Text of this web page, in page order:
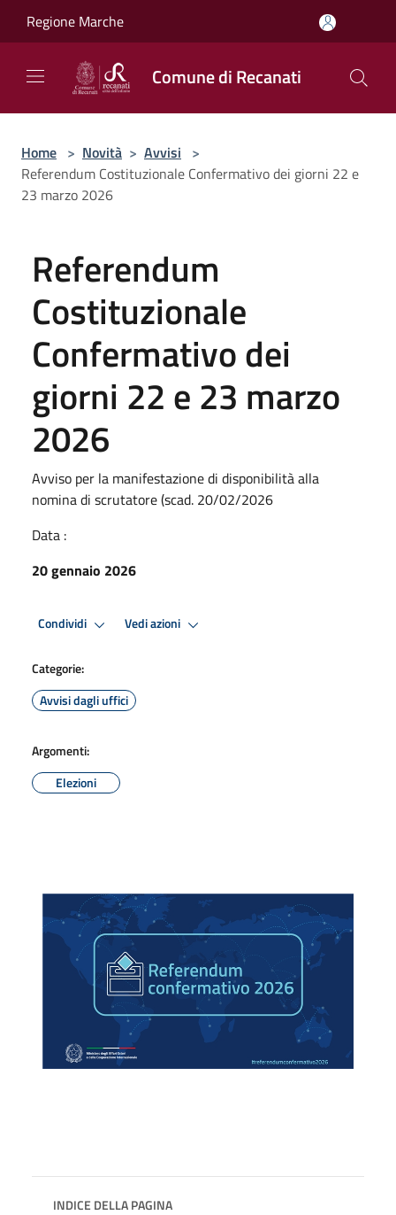
Regione Marche
Comune di Recanati
Home > Novità > Avvisi >
Referendum Costituzionale Confermativo dei giorni 22 e
23 marzo 2026
Referendum
Costituzionale
Confermativo dei
giorni 22 e 23 marzo
2026
Avviso per la manifestazione di disponibilità alla
nomina di scrutatore (scad. 20/02/2026
Data :
20 gennaio 2026
Condividi Vedi azioni
Categorie:
Avvisi dagli uffici
Argomenti:
Elezioni
INDICE DELLA PAGINA